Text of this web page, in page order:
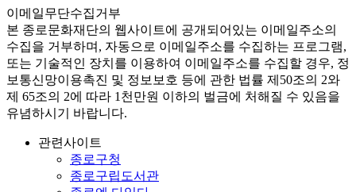
이메일무단수집거부
본 종로문화재단의 웹사이트에 공개되어있는 이메일주소의
수집을 거부하며, 자동으로 이메일주소를 수집하는 프로그램,
또는 기술적인 장치를 이용하여 이메일주소를 수집할 경우, 정
보통신망이용촉진 및 정보보호 등에 관한 법률 제50조의 2와
제 65조의 2에 따라 1천만원 이하의 벌금에 처해질 수 있음을
유념하시기 바랍니다.
관련사이트
종로구청
종로구립도서관